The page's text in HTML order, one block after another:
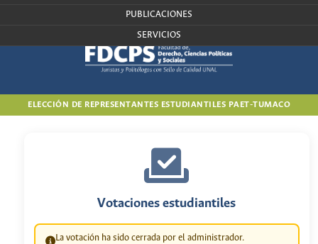
PUBLICACIONES
SERVICIOS
ELECCIÓN DE REPRESENTANTES ESTUDIANTILES PAET-TUMACO
Votaciones estudiantiles
La votación ha sido cerrada por el administrador.